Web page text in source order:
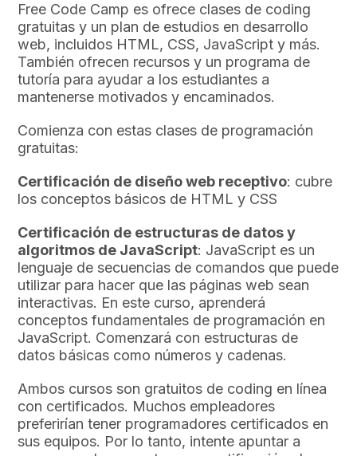
Free Code Camp es ofrece clases de coding
gratuitas y un plan de estudios en desarrollo
web, incluidos HTML, CSS, JavaScript y más.
También ofrecen recursos y un programa de
tutoría para ayudar a los estudiantes a
mantenerse motivados y encaminados.
Comienza con estas clases de programación
gratuitas:
Certificación de diseño web receptivo: cubre
los conceptos básicos de HTML y CSS
Certificación de estructuras de datos y
algoritmos de JavaScript: JavaScript es un
lenguaje de secuencias de comandos que puede
utilizar para hacer que las páginas web sean
interactivas. En este curso, aprenderá
conceptos fundamentales de programación en
JavaScript. Comenzará con estructuras de
datos básicas como números y cadenas.
Ambos cursos son gratuitos de coding en línea
con certificados. Muchos empleadores
preferirían tener programadores certificados en
sus equipos. Por lo tanto, intente apuntar a